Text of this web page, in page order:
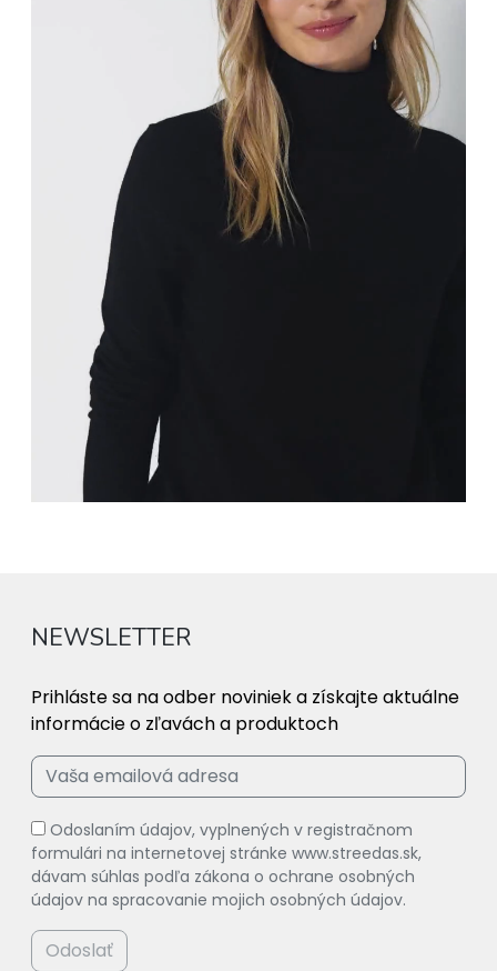
NEWSLETTER
Prihláste sa na odber noviniek a získajte aktuálne
informácie o zľavách a produktoch
Odoslaním údajov, vyplnených v registračnom
formulári na internetovej stránke www.streedas.sk,
dávam súhlas podľa zákona o ochrane osobných
údajov na spracovanie mojich osobných údajov.
Odoslať